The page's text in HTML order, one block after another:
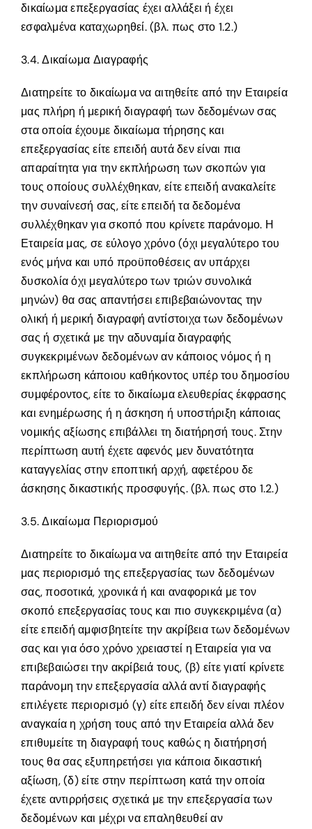
δικαίωμα επεξεργασίας έχει αλλάξει ή έχει
εσφαλμένα καταχωρηθεί. (βλ. πως στο 1.2.)
3.4. Δικαίωμα Διαγραφής
Διατηρείτε το δικαίωμα να αιτηθείτε από την Εταιρεία
μας πλήρη ή μερική διαγραφή των δεδομένων σας
στα οποία έχουμε δικαίωμα τήρησης και
επεξεργασίας είτε επειδή αυτά δεν είναι πια
απαραίτητα για την εκπλήρωση των σκοπών για
τους οποίους συλλέχθηκαν, είτε επειδή ανακαλείτε
την συναίνεσή σας, είτε επειδή τα δεδομένα
συλλέχθηκαν για σκοπό που κρίνετε παράνομο. Η
Εταιρεία μας, σε εύλογο χρόνο (όχι μεγαλύτερο του
ενός μήνα και υπό προϋποθέσεις αν υπάρχει
δυσκολία όχι μεγαλύτερο των τριών συνολικά
μηνών) θα σας απαντήσει επιβεβαιώνοντας την
ολική ή μερική διαγραφή αντίστοιχα των δεδομένων
σας ή σχετικά με την αδυναμία διαγραφής
συγκεκριμένων δεδομένων αν κάποιος νόμος ή η
εκπλήρωση κάποιου καθήκοντος υπέρ του δημοσίου
συμφέροντος, είτε το δικαίωμα ελευθερίας έκφρασης
και ενημέρωσης ή η άσκηση ή υποστήριξη κάποιας
νομικής αξίωσης επιβάλλει τη διατήρησή τους. Στην
περίπτωση αυτή έχετε αφενός μεν δυνατότητα
καταγγελίας στην εποπτική αρχή, αφετέρου δε
άσκησης δικαστικής προσφυγής. (βλ. πως στο 1.2.)
3.5. Δικαίωμα Περιορισμού
Διατηρείτε το δικαίωμα να αιτηθείτε από την Εταιρεία
μας περιορισμό της επεξεργασίας των δεδομένων
σας, ποσοτικά, χρονικά ή και αναφορικά με τον
σκοπό επεξεργασίας τους και πιο συγκεκριμένα (α)
είτε επειδή αμφισβητείτε την ακρίβεια των δεδομένων
σας και για όσο χρόνο χρειαστεί η Εταιρεία για να
επιβεβαιώσει την ακρίβειά τους, (β) είτε γιατί κρίνετε
παράνομη την επεξεργασία αλλά αντί διαγραφής
επιλέγετε περιορισμό (γ) είτε επειδή δεν είναι πλέον
αναγκαία η χρήση τους από την Εταιρεία αλλά δεν
επιθυμείτε τη διαγραφή τους καθώς η διατήρησή
τους θα σας εξυπηρετήσει για κάποια δικαστική
αξίωση, (δ) είτε στην περίπτωση κατά την οποία
έχετε αντιρρήσεις σχετικά με την επεξεργασία των
δεδομένων και μέχρι να επαληθευθεί αν